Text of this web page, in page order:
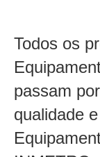
Todos os
passam
qualidade